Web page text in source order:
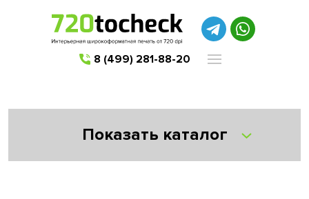
8 (499) 281-88-20
Показать каталог